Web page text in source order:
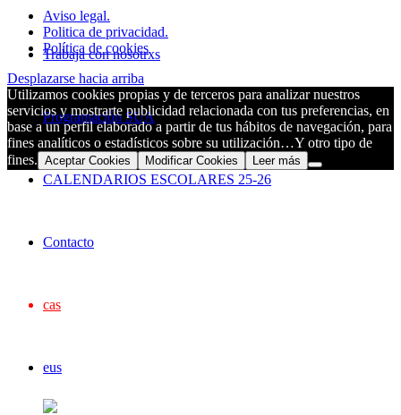
Trabaja con nosotrxs
Programación SUA
CALENDARIOS ESCOLARES 25-26
Contacto
cas
eus
Aviso legal.
Politica de privacidad.
Política de cookies
Desplazarse hacia arriba
Utilizamos cookies propias y de terceros para analizar nuestros
servicios y mostrarte publicidad relacionada con tus preferencias, en
base a un perfil elaborado a partir de tus hábitos de navegación, para
fines analíticos o estadísticos sobre su utilización…Y otro tipo de
fines. Aceptar Cookies Modificar Cookies Leer más